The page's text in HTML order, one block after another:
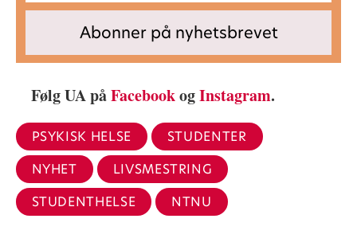
Følg UA påFacebookogInstagram.
PSYKISK HELSE
STUDENTER
NYHET
LIVSMESTRING
STUDENTHELSE
NTNU